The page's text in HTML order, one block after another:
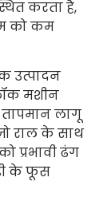
करता है,
को कम
उत्पादन
मशीन
लागू
राल के साथ
प्रभावी ढंग
के फूस